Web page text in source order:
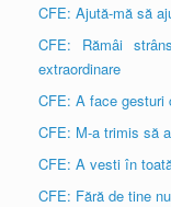
CFE: Ajută-mă să
CFE: Rămâi
extraordinare
CFE: A face gesturi
CFE: M-a trimis să
CFE: A vesti în
CFE: Fără de tine